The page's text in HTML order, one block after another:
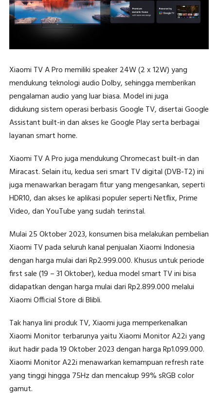
Xiaomi TV A Pro memiliki speaker 24W (2 x 12W) yang
mendukung teknologi audio Dolby, sehingga memberikan
pengalaman audio yang luar biasa. Model ini juga
didukung sistem operasi berbasis Google TV, disertai Google
Assistant built-in dan akses ke Google Play serta berbagai
layanan smart home.
Xiaomi TV A Pro juga mendukung Chromecast built-in dan
Miracast. Selain itu, kedua seri smart TV digital (DVB-T2) ini
juga menawarkan beragam fitur yang mengesankan, seperti
HDR10, dan akses ke aplikasi populer seperti Netflix, Prime
Video, dan YouTube yang sudah terinstal.
Mulai 25 Oktober 2023, konsumen bisa melakukan pembelian
Xiaomi TV pada seluruh kanal penjualan Xiaomi Indonesia
dengan harga mulai dari Rp2.999.000. Khusus untuk periode
first sale (19 – 31 Oktober), kedua model smart TV ini bisa
didapatkan dengan harga mulai dari Rp2.899.000 melalui
Xiaomi Official Store di Blibli.
Tak hanya lini produk TV, Xiaomi juga memperkenalkan
Xiaomi Monitor terbarunya yaitu Xiaomi Monitor A22i yang
ikut hadir pada 19 Oktober 2023 dengan harga Rp1.099.000.
Xiaomi Monitor A22i menawarkan kemampuan refresh rate
yang tinggi hingga 75Hz dan mencakup 99% sRGB color
gamut.